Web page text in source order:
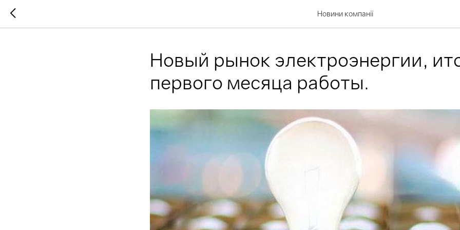
Новини компанії
Новый рынок электроэнергии,
первого месяца работы.